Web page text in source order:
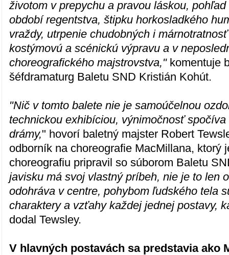
životom v prepychu a pravou láskou,
období regentstva, štipku horkosladkého
vraždy, utrpenie chudobných i
kostýmovú a scénickú výpravu a v
choreografického majstrovstva," komentuje
šéfdramaturg Baletu SND Kristián Kohút.
"Nič v tomto balete nie je samoúčelnou
technickou exhibíciou, výnimočnosť
drámy," hovorí baletný majster Robert
odborník na choreografie MacMillana, ktorý
choreografiu pripravil so súborom Baletu
javisku má svoj vlastný príbeh, nie je to len
odohráva v centre, pohybom ľudského tela
charaktery a vzťahy každej jednej postavy,
dodal Tewsley.
V hlavných postavách sa predstavia ako